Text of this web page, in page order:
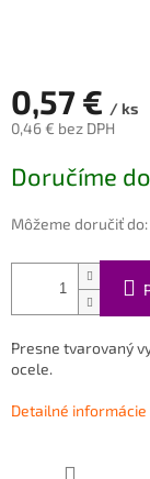
0,57 € / ks
0,46 € bez DPH
cena:
Doručíme
Môžeme doručiť do:
Presne tvarovaný
ocele.
Detailné informácie